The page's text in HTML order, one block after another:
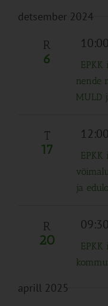
detsember 2024
R
6
10:00
nende
MULD
T
17
12:00
ja
R
20
09:30
EPKK
aprill 2025